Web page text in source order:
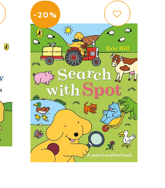
-20%